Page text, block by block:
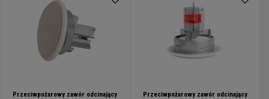
Przeciwpożarowy zawór odcinający
Przeciwpożarowy zawór odcinający